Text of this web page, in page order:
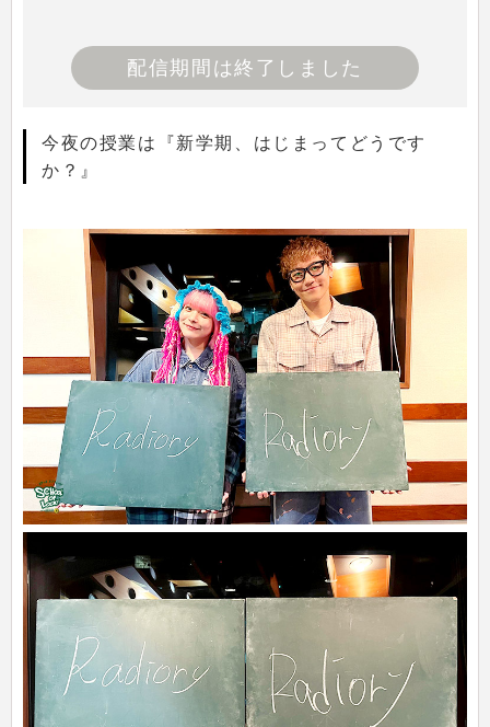
配信期間は終了しました
今夜の授業は『新学期、はじまってどうです
か？』